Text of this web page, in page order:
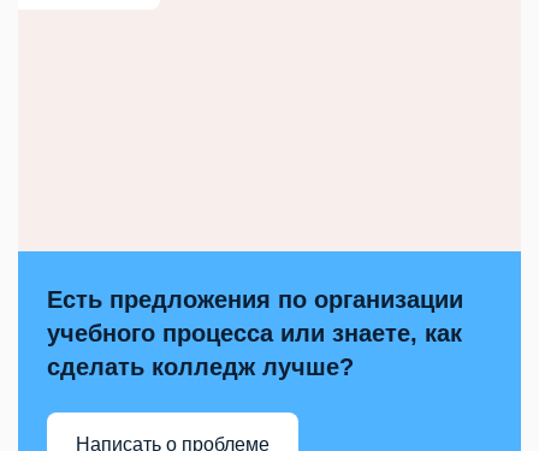
Есть предложения по организации
учебного процесса или знаете, как
сделать колледж лучше?
Написать о проблеме